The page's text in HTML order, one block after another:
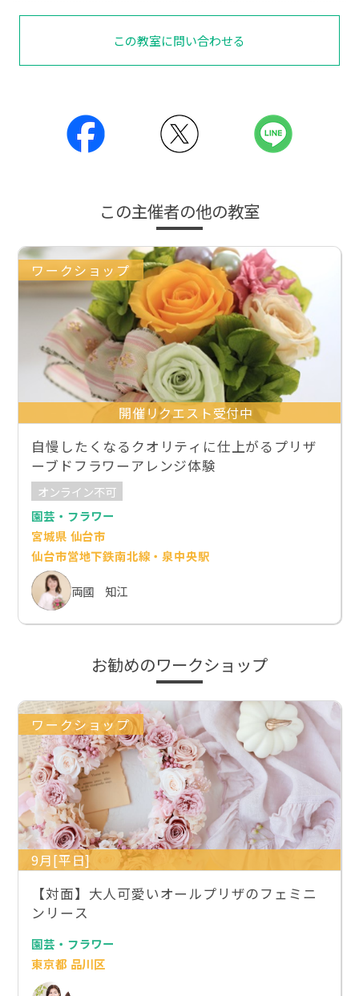
この教室に問い合わせる
この主催者の他の教室
ワークショップ
開催リクエスト受付中
自慢したくなるクオリティに仕上がるプリザ
ーブドフラワーアレンジ体験
オンライン不可
園芸・フラワー
宮城県 仙台市
仙台市営地下鉄南北線・泉中央駅
両國 知江
お勧めのワークショップ
ワークショップ
9月[平日]
【対面】大人可愛いオールプリザのフェミニ
ンリース
園芸・フラワー
東京都 品川区